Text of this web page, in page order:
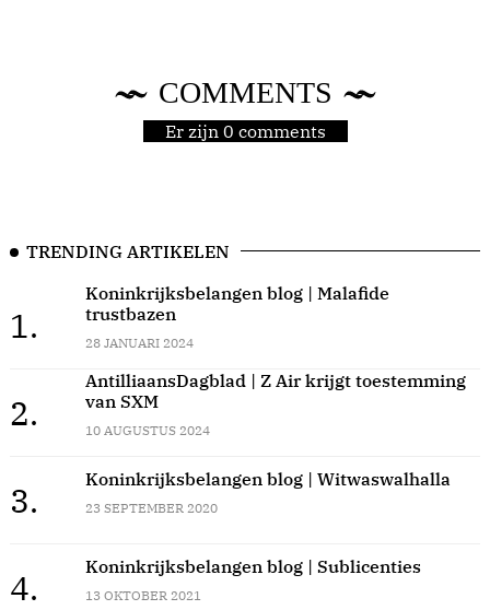
COMMENTS
Er zijn 0 comments
TRENDING ARTIKELEN
1.
Koninkrijksbelangen blog | Malafide
trustbazen
28 JANUARI 2024
2.
AntilliaansDagblad | Z Air krijgt toestemming
van SXM
10 AUGUSTUS 2024
3.
Koninkrijksbelangen blog | Witwaswalhalla
23 SEPTEMBER 2020
4.
Koninkrijksbelangen blog | Sublicenties
13 OKTOBER 2021